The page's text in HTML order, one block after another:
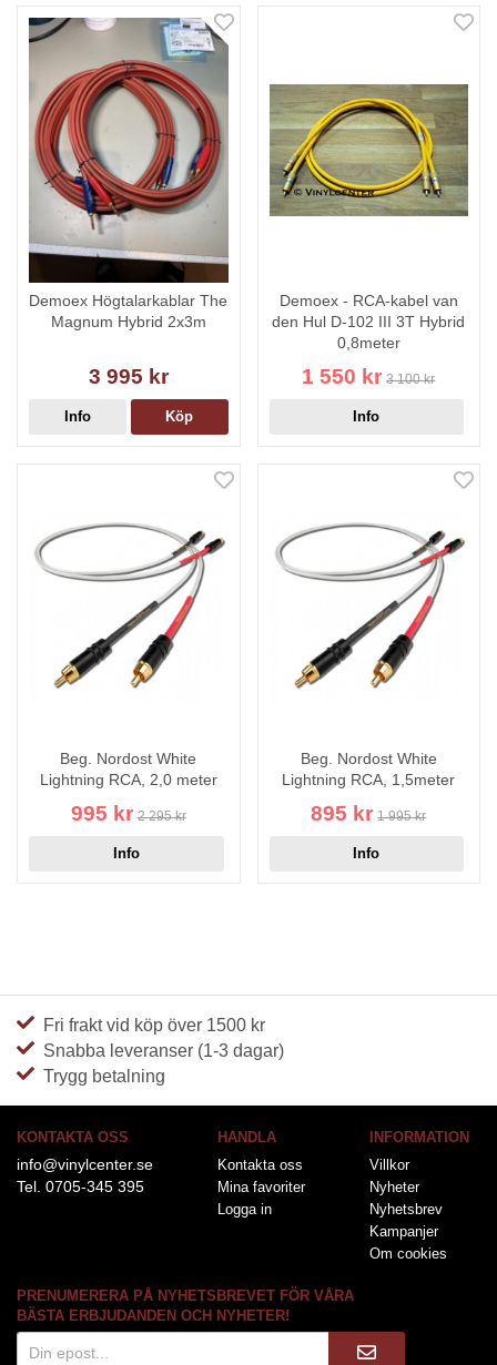
Demoex Högtalarkablar The
Magnum Hybrid 2x3m
3 995 kr
Info Köp
Demoex - RCA-kabel van
den Hul D-102 III 3T Hybrid
0,8meter
1 550 kr 3 100 kr
Info
Beg. Nordost White
Lightning RCA, 2,0 meter
995 kr 2 295 kr
Info
Beg. Nordost White
Lightning RCA, 1,5meter
895 kr 1 995 kr
Info
Fri frakt vid köp över 1500 kr
Snabba leveranser (1-3 dagar)
Trygg betalning
KONTAKTA OSS
info@vinylcenter.se
Tel. 0705-345 395
HANDLA
Kontakta oss
Mina favoriter
Logga in
INFORMATION
Villkor
Nyheter
Nyhetsbrev
Kampanjer
Om cookies
PRENUMERERA PÅ NYHETSBREVET FÖR VÅRA
BÄSTA ERBJUDANDEN OCH NYHETER!